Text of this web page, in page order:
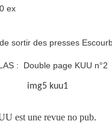
ex
sortir des presses
: Double page KUU n°2
est une revue no pub.